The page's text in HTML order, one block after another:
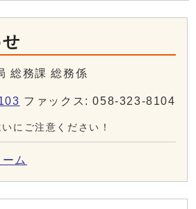
総務課 総務係
ファックス: 058-323-8104
にご注意ください！
ム